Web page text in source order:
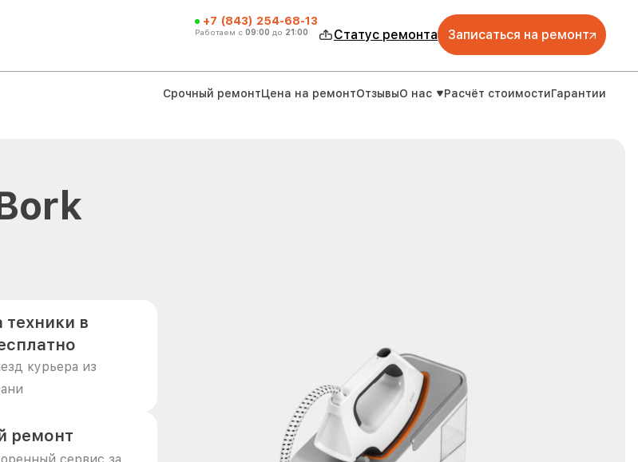
+7 (843) 254-68-13
Работаем с 09:00 до 21:00 Статус ремонта Записаться на ремонт
Срочный ремонтЦена на ремонтОтзывыО нас Расчёт стоимостиГарантии
техники в
курьера из
ремонт